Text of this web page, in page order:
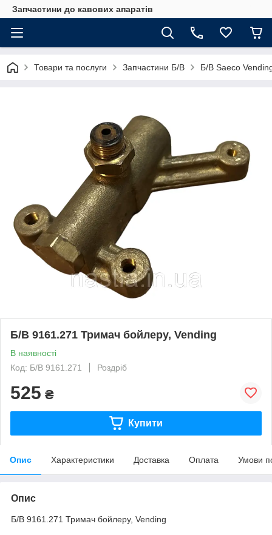
Запчастини до кавових апаратів
Товари та послуги Запчастини Б/В Б/В Saeco
Б/В 9161.271 Тримач бойлеру, Vending
В наявності
Код: Б/В 9161.271
Роздріб
525 ₴
Купити
Опис Характеристики Доставка Оплата Умови
Опис
Б/В 9161.271 Тримач бойлеру, Vending